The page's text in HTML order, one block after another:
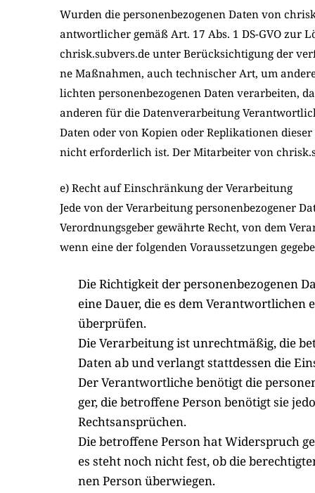
Wur­den die per­so­nen­be­zo­ge­nen Daten von
ant­wort­li­cher gemäß Art. 17 Abs. 1 DS-GVO zur
chrisk.subvers.de unter Berück­sich­ti­gung der
ne Maß­nah­men, auch tech­ni­scher Art, um
lich­ten per­so­nen­be­zo­ge­nen Daten ver­ar­bei­ten,
ande­ren für die Daten­ver­ar­bei­tung
Daten oder von Kopien oder Repli­ka­tio­nen
nicht erfor­der­lich ist. Der Mit­ar­bei­ter von
e) Recht auf Einschränkung der Verarbeitung
Jede von der Ver­ar­bei­tung per­so­nen­be­zo­ge­ner
Ver­ord­nungs­ge­ber gewähr­te Recht, von dem
wenn eine der fol­gen­den Vor­aus­set­zun­gen
Die Rich­tig­keit der per­so­nen­be­zo­ge­nen
eine Dau­er, die es dem Ver­ant­wort­li­chen
über­prü­fen.
Die Ver­ar­bei­tung ist unrecht­mä­ßig, die
Daten ab und ver­langt statt­des­sen die
Der Ver­ant­wort­li­che benö­tigt die
ger, die betrof­fe­ne Per­son benö­tigt sie
Rechts­an­sprü­chen.
Die betrof­fe­ne Per­son hat Wider­spruch
es steht noch nicht fest, ob die
nen Per­son über­wie­gen.